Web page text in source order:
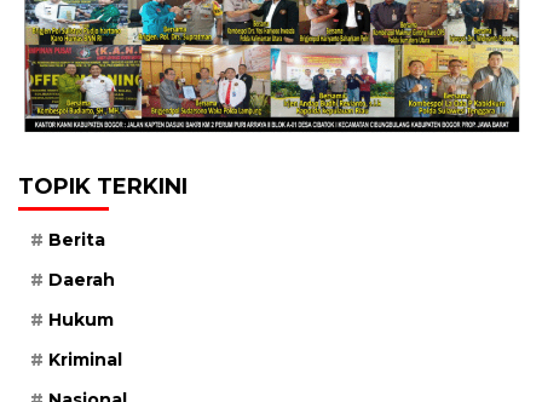
TOPIK TERKINI
Berita
Daerah
Hukum
Kriminal